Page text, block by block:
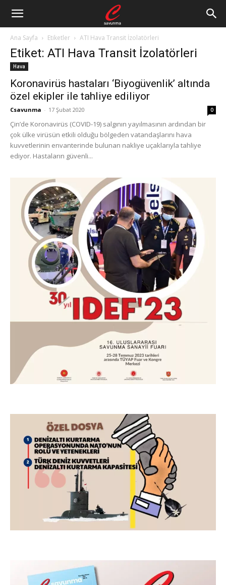
Ana Sayfa Etiketler ATI Hava Transit İzolatörleri
Etiket: ATI Hava Transit İzolatörleri
Hava
Koronavirüs hastaları ‘Biyogüvenlik’ altında
özel ekipler ile tahliye ediliyor
Csavunma - 17 Şubat 2020 0
Çin’de Koronavirüs (COVID-19) salgının yayılmasının ardından bir
çok ülke virüsün etkili olduğu bölgeden vatandaşlarını hava
kuvvetlerinin envanterinde bulunan nakliye uçaklarıyla tahliye
ediyor. Hastaların güvenli...